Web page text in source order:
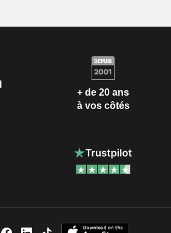
+ de 20 ans
à vos côtés